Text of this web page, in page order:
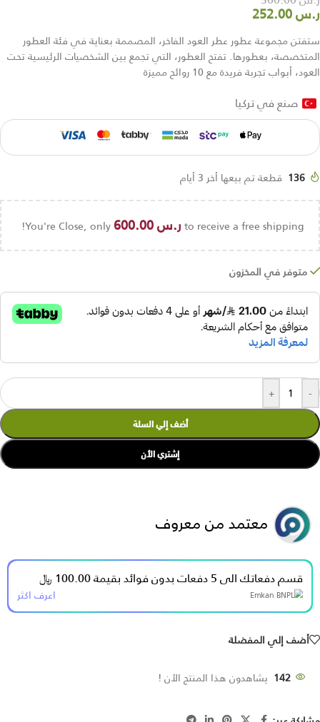
ر.س
ستفتن مجموعة عطور عطر العود الفاخر، المصممة بعناية في فئة العطور
المتخصصة، بعطورها. تفتح العطور، التي تجمع بين الشخصيات الرئيسية تحت
العود، أبواب تجربة فريدة مع 10 روائح مميزة
صنع في تركيا
136 قطعة تم بيعها أخر 3 أيام
You're Close, only ر.س to receive a free shipping!
متوفر في المخزون
-
+
أضف إلي السلة
إشتري الأن
معتمد من معروف
قسم دفعاتك الى 5 دفعات بدون فوائد بقيمة 100.00 ﷼
اعرف اكثر
أضف إلي المفضلة
142 يشاهدون هذا المنتج الأن !